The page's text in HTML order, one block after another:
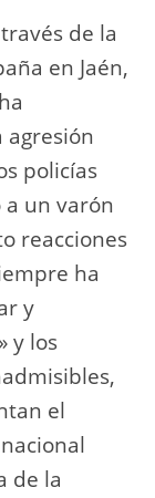
de la
en Jaén,
agresión
policías
un varón
reacciones
ha
y
y los
el
de la